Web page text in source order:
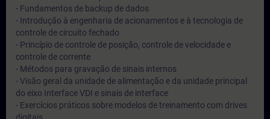
- Fundamentos de backup de dados
- Introdução à engenharia de acionamentos e à tecnologia de
controle de circuito fechado
- Princípio de controle de posição, controle de velocidade e
controle de corrente
- Métodos para gravação de sinais internos
- Visão geral da unidade de alimentação e da unidade principal
do eixo Interface VDI e sinais de interface
- Exercícios práticos sobre modelos de treinamento com drives